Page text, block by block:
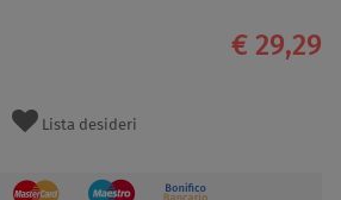
€ 29,29
Lista desideri